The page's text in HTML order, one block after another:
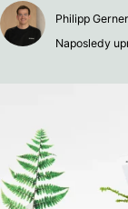
Philipp
Naposledy